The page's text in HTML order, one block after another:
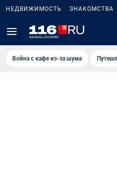
НЕДВИЖИМОСТЬ ЗНАКОМСТВА
Война с кафе из-за шума